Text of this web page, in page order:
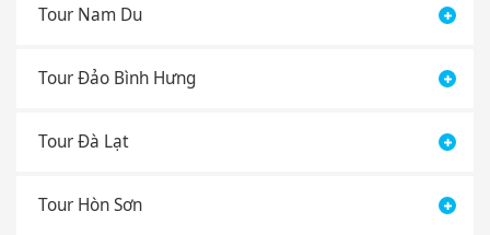
Tour Nam Du
Tour Đảo Bình Hưng
Tour Đà Lạt
Tour Hòn Sơn